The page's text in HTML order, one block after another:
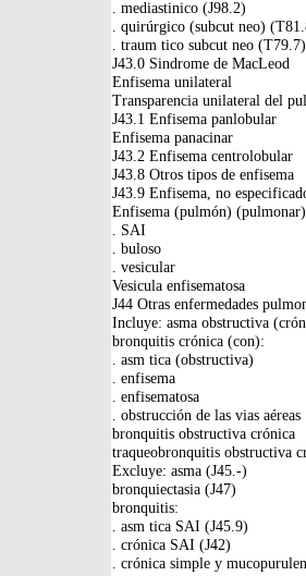
. mediastinico (J98.2)
. quirúrgico (subcut neo)
. traum tico subcut neo (T79.7)
J43.0 Sindrome de MacLeod
Enfisema unilateral
Transparencia unilateral del
J43.1 Enfisema panlobular
Enfisema panacinar
J43.2 Enfisema centrolobular
J43.8 Otros tipos de enfisema
J43.9 Enfisema, no
Enfisema (pulmón)
. SAI
. buloso
. vesicular
Vesicula enfisematosa
J44 Otras enfermedades
Incluye: asma obstructiva
bronquitis crónica (con):
. asm tica (obstructiva)
. enfisema
. enfisematosa
. obstrucción de las vias aéreas
bronquitis obstructiva crónica
traqueobronquitis obstructiva
Excluye: asma (J45.-)
bronquiectasia (J47)
bronquitis:
. asm tica SAI (J45.9)
. crónica SAI (J42)
. crónica simple y